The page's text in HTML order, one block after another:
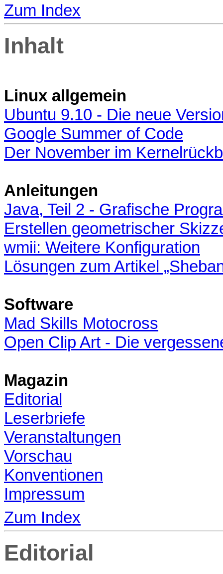
Zum Index
Inhalt
Linux allgemein
Ubuntu 9.10 - Die neue
Google Summer of Code
Der November im
Anleitungen
Java, Teil 2 - Grafische
Erstellen geometrischer
wmii: Weitere Konfiguration
Lösungen zum Artikel
Software
Mad Skills Motocross
Open Clip Art - Die
Magazin
Editorial
Leserbriefe
Veranstaltungen
Vorschau
Konventionen
Impressum
Zum Index
Editorial